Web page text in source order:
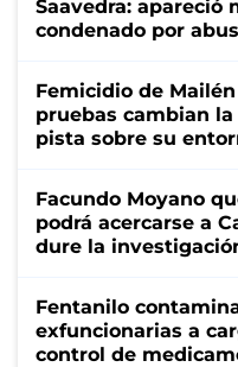
Saavedra: apareció
condenado por
Femicidio de
pruebas cambian
pista sobre su
Facundo Moyano
podrá acercarse a
dure la
Fentanilo
exfuncionarias a
control de